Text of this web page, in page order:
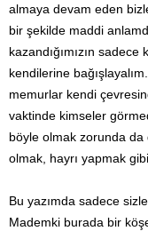
almaya devam eden
bir şekilde maddi
kazandığımızın
kendilerine
memurlar kendi
vaktinde kimseler
böyle olmak zorunda da
olmak, hayrı yapmak
Bu yazımda sadece
Mademki burada bir